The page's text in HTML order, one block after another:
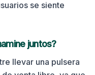
se siente
juntos?
llevar una pulsera